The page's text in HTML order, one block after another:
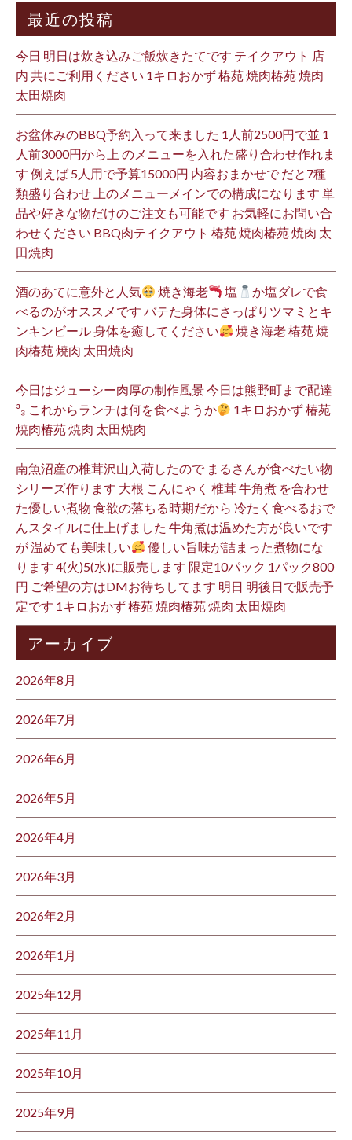
最近の投稿
今日 明日は炊き込みご飯炊きたてです テイクアウト 店
内 共にご利用ください 1キロおかず 椿苑 焼肉椿苑 焼肉
太田焼肉
お盆休みのBBQ予約入って来ました 1人前2500円で並 1
人前3000円から上 のメニューを入れた盛り合わせ作れま
す 例えば 5人用で予算15000円 内容おまかせで だと7種
類盛り合わせ 上のメニューメインでの構成になります 単
品や好きな物だけのご注文も可能です お気軽にお問い合
わせください BBQ肉テイクアウト 椿苑 焼肉椿苑 焼肉 太
田焼肉
酒のあてに意外と人気 焼き海老 塩
か塩ダレで食
べるのがオススメです バテた身体にさっぱりツマミとキ
ンキンビール 身体を癒してください
焼き海老 椿苑 焼
肉椿苑 焼肉 太田焼肉
今日はジューシー肉厚の制作風景 今日は熊野町まで配達
³₃ これからランチは何を食べようか
1キロおかず 椿苑
焼肉椿苑 焼肉 太田焼肉
南魚沼産の椎茸沢山入荷したので まるさんが食べたい物
シリーズ作ります 大根 こんにゃく 椎茸 牛角煮 を合わせ
た優しい煮物 食欲の落ちる時期だから 冷たく食べるおで
んスタイルに仕上げました 牛角煮は温めた方が良いです
が 温めても美味しい
優しい旨味が詰まった煮物にな
ります 4(火)5(水)に販売します 限定10パック 1パック800
円 ご希望の方はDMお待ちしてます 明日 明後日で販売予
定です 1キロおかず 椿苑 焼肉椿苑 焼肉 太田焼肉
アーカイブ
2026年8月
2026年7月
2026年6月
2026年5月
2026年4月
2026年3月
2026年2月
2026年1月
2025年12月
2025年11月
2025年10月
2025年9月